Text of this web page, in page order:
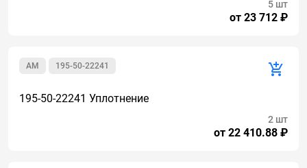
от 23 712 ₽
5 шт
195-50-22241
AM
195-50-22241 Уплотнение
от 22 410.88 ₽
2 шт